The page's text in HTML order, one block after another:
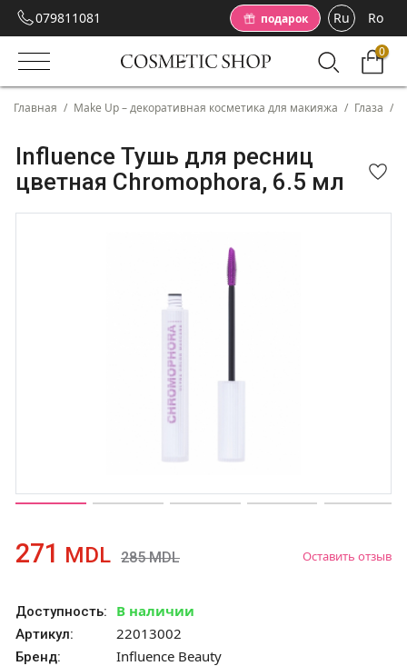
079811081 подарок Ru Ro
0
Главная / Make Up – декоративная косметика для макияжа / Глаза /
Influence Тушь для ресниц
цветная Chromophora, 6.5 мл
271 MDL 285MDL Оставить отзыв
Доступность: В наличии
Артикул: 22013002
Бренд: Influence Beauty